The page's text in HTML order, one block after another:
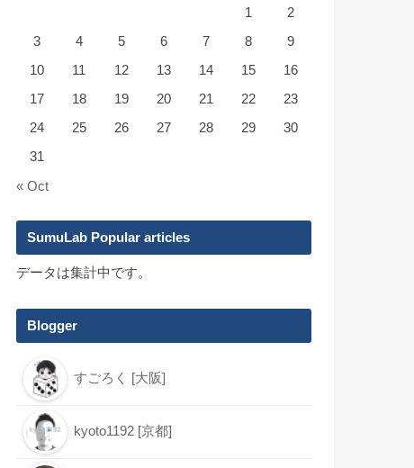
1
2
3
4 5 6 7 8
9
10
11 12 13 14 15
16
17
18 19 20 21 22
23
24
25 26 27 28 29
30
31
« Oct
SumuLab Popular articles
データは集計中です。
Blogger
すごろく [大阪]
kyoto1192 [京都]